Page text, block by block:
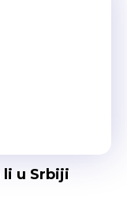
li u Srbiji